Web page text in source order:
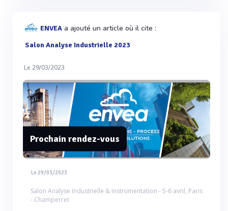
ENVEA a ajouté un article où il cite :
Salon Analyse Industrielle 2023
Le 29/03/2023
Prochain rendez-vous
Le 29/03/2023
Salon Analyse Industrielle & Instrumentation - 5-6 avril, Paris
- Champerret